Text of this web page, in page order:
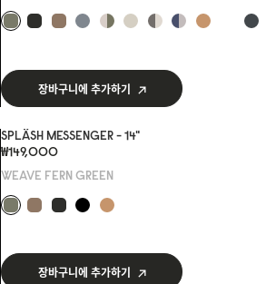
장바구니에 추가하기
SPLÄSH MESSENGER - 14"
₩149,000
WEAVE FERN GREEN
장바구니에 추가하기